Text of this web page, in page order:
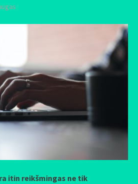
itin reikšmingas ne tik